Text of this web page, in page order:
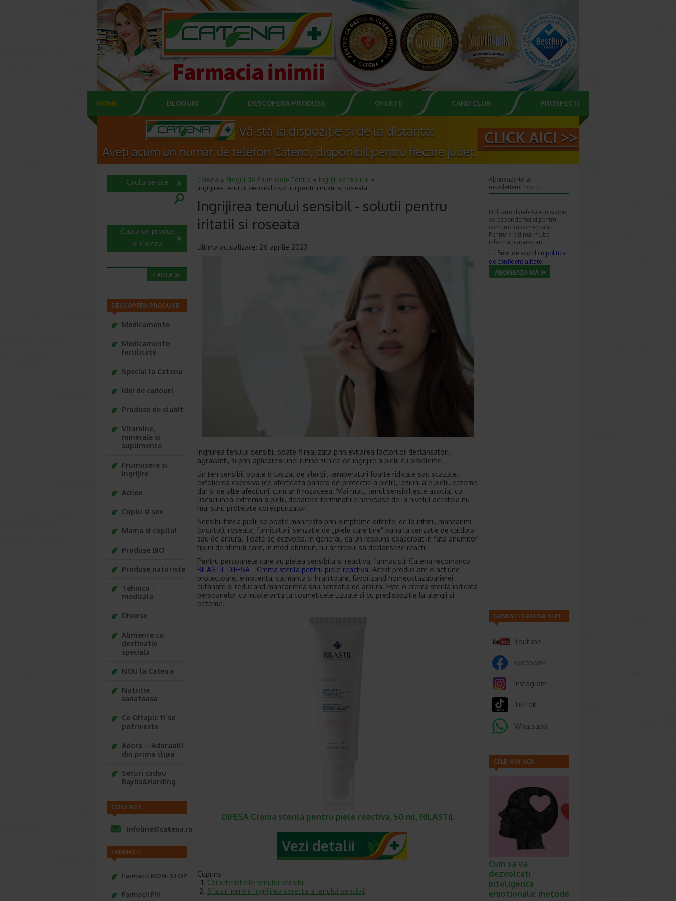
HOME BLOGURI DESCOPERA PRODUSE OFERTE CARD CLUB PROSPECTE
Catena Blogul de Frumusete Tonica
Ingrijirea tenului
Ingrijirea tenului sensibil - solutii pentru iritatii si roseata
Ingrijirea tenului sensibil - solutii pentru
iritatii si roseata
Ultima actualizare: 26 aprilie 2023
Ingrijirea tenului sensibil poate fi realizata prin evitarea factorilor declansatori,
agravanti, si prin aplicarea unei rutine zilnice de ingrijire a pielii cu probleme.
Un ten sensibil poate fi cauzat de alergii, temperaturi foarte ridicate sau scazute,
exfolierea excesiva (ce afecteaza bariera de protectie a pielii), leziuni ale pielii, eczeme,
dar si de alte afectiuni, cum ar fi rozaceea. Mai mult, tenul sensibil este asociat cu
uscaciunea extrema a pielii, deoarece terminatiile nervoase de la nivelul acesteia nu
mai sunt protejate corespunzator.
Sensibilitatea pielii se poate manifesta prin simptome diferite, de la iritatii, mancarimi
(pruritul), roseata, furnicaturi, senzatie de „piele care tine” pana la senzatie de caldura
sau de arsura. Toate se dezvolta, in general, ca un raspuns exacerbat in fata anumitor
tipuri de stimuli care, in mod obisnuit, nu ar trebui sa declanseze reactii.
Pentru persoanele care au pielea sensibila si reactiva, farmacistii Catena recomanda
RILASTIL DIFESA - Crema sterila pentru piele reactiva. Acest produs are o actiune
protectoare, emolienta, calmanta si hranitoare, favorizand homeostazabarierei
cutanate si reducand mancarimea sau senzatia de arsura. Este o crema sterila indicata
persoanelor cu intoleranta la cosmeticele uzuale si cu predispozitie la alergii si
eczeme.
DIFESA Crema sterila pentru piele reactiva, 50 ml, RILASTIL
Vezi detalii
Cuprins
Caracteristicile tenului sensibil
Sfaturi pentru ingrijirea corecta a tenului sensibil
Cauta pe site
Cauta un produs
in Catena
DESCOPERA PRODUSE
Medicamente
Medicamente
fertilitate
Special la Catena
Idei de cadouri
Produse de slabit
Vitamine,
minerale si
suplimente
Frumusete si
ingrijire
Acnee
Cuplu si sex
Mama si copilul
Produse BIO
Produse naturiste
Tehnico -
medicale
Diverse
Alimente cu
destinatie
speciala
NOU la Catena
Nutritie
sanatoasa
Ce Oftapic ti se
potriveste
Adora – Adorabili
din prima clipa
Seturi cadou
Baylis&Harding
CONTACT
infoline@catena.ro
FARMACII
Farmacii NON-STOP
Farmacii FIV
Aboneaza-te la
newsletterul nostru
Utilizam datele tale in scopul
corespondentei si pentru
comunicari comerciale.
Pentru a citi mai multe
informatii apasa aici.
Sunt de acord cu politica
de confidentialitate
GASESTI CATENA SI PE
Youtube
Facebook
Instagram
TikTok
Whatsapp
CELE MAI NOI
Cum sa va
dezvoltati
inteligenta
emotionala: metode